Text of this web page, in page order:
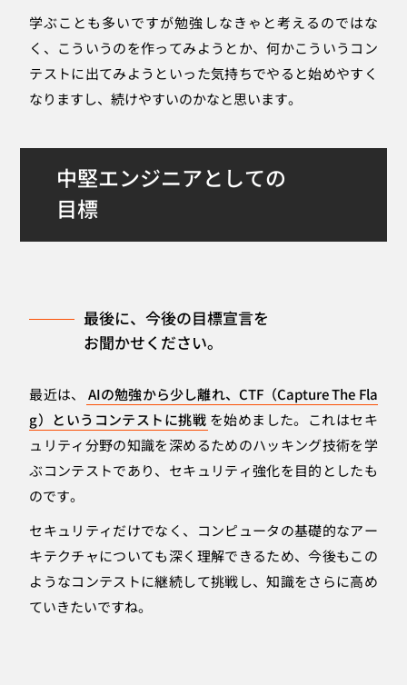
学ぶことも多いですが勉強しなきゃと考えるのではな
く、こういうのを作ってみようとか、何かこういうコン
テストに出てみようといった気持ちでやると始めやすく
なりますし、続けやすいのかなと思います。
中堅エンジニアとしての
目標
最後に、今後の目標宣言を
お聞かせください。
最近は、
AIの勉強から少し離れ、CTF（Capture The Fla
g）というコンテストに挑戦 を始めました。これはセキ
ュリティ分野の知識を深めるためのハッキング技術を学
ぶコンテストであり、セキュリティ強化を目的としたも
のです。
セキュリティだけでなく、コンピュータの基礎的なアー
キテクチャについても深く理解できるため、今後もこの
ようなコンテストに継続して挑戦し、知識をさらに高め
ていきたいですね。